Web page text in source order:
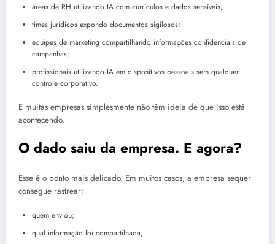
áreas de RH utilizando IA com currículos e dados sensíveis;
times jurídicos expondo documentos sigilosos;
equipes de marketing compartilhando informações confidenciais de
campanhas;
profissionais utilizando IA em dispositivos pessoais sem qualquer
controle corporativo.
E muitas empresas simplesmente não têm ideia de que isso está
acontecendo.
O dado saiu da empresa. E agora?
Esse é o ponto mais delicado. Em muitos casos, a empresa sequer
consegue rastrear:
quem enviou;
qual informação foi compartilhada;